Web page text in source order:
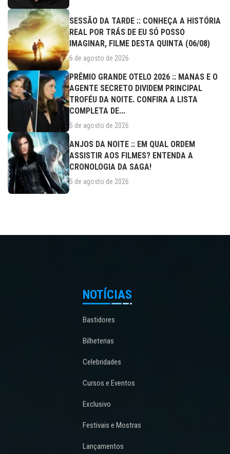
SESSÃO DA TARDE :: CONHEÇA A HISTÓRIA
REAL POR TRÁS DE EU SÓ POSSO
IMAGINAR, FILME DESTA QUINTA (06/08)
6 de agosto de 2026
PRÊMIO GRANDE OTELO 2026 :: MANAS E O
AGENTE SECRETO DIVIDEM PRINCIPAL
TROFÉU DA NOITE. CONFIRA A LISTA
COMPLETA DE...
5 de agosto de 2026
ANJOS DA NOITE :: EM QUAL ORDEM
ASSISTIR AOS FILMES? ENTENDA A
CRONOLOGIA DA SAGA!
5 de agosto de 2026
NOTÍCIAS
Bastidores
Bilheterias
Celebridades
Cursos e Eventos
Exclusivo
Festivais e Mostras
Lançamentos